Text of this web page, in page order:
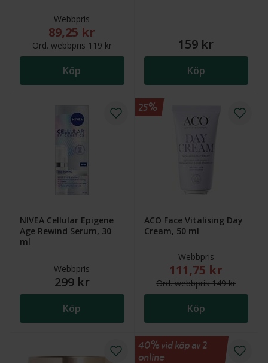
Webbpris
Nytt reducerat pris: 89,25 kr. Ordinarie webbpris
89,25 kr
Ord.webbpris119 kr
Köp
159 kr
Köp
NIVEA Cellular Epigene
Age Rewind Serum, 30
ml
Webbpris
299 kr
Köp
ACO Face Vitalising Day
Cream, 50 ml
Webbpris
Nytt reducerat
111,75 kr
Ord.webbpris149 kr
Köp
25%
40% vid köp av 2
online